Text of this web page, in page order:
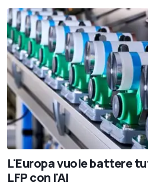
L'Europa vuole battere
LFP con l'AI